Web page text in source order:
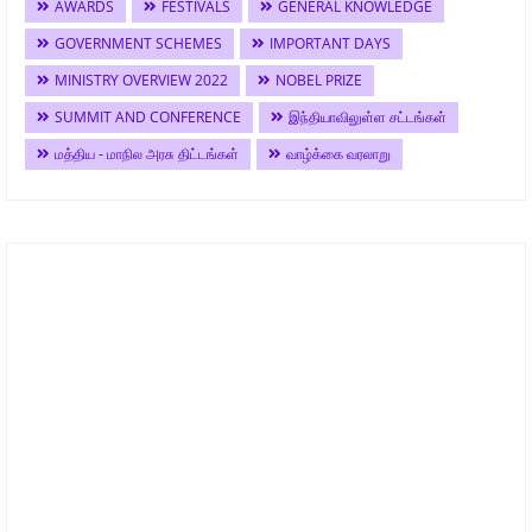
AWARDS FESTIVALS
GENERAL KNOWLEDGE
GOVERNMENT SCHEMES
IMPORTANT DAYS
MINISTRY OVERVIEW 2022
NOBEL PRIZE
SUMMIT AND CONFERENCE
இந்தியாவிலுள்ள சட்டங்கள்
மத்திய - மாநில அரசு திட்டங்கள்
வாழ்க்கை வரலாறு